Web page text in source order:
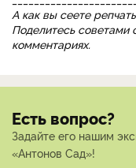
А как вы сеете
Поделитесь советами
комментариях.
Есть вопрос?
Задайте его нашим
«Антонов Сад»!